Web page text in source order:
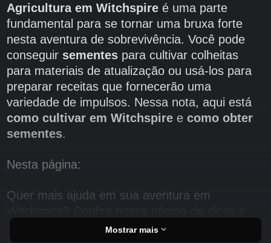
Agricultura em Witchspireé uma parte
fundamental para se tornar uma bruxa forte
nesta aventura de sobrevivência. Você pode
conseguir sementes para cultivar colheitas
para materiais de atualização ou usá-los para
preparar receitas que fornecerão uma
variedade de impulsos. Nessa nota, aqui está
como cultivar em Witchspiree como obter
sementes.
Nesta página:
Quer mais ajuda em sua aventura em
Mostrar mais